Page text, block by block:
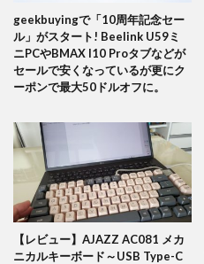
geekbuyingで「10周年記念セー
ル」がスタート! Beelink U59ミ
ニPCやBMAX I10 Proタブなどが
セールで安くなっているが更にク
ーポンで最大50ドルオフに。
【レビュー】AJAZZ AC081 メカ
ニカルキーボード～USB Type-C